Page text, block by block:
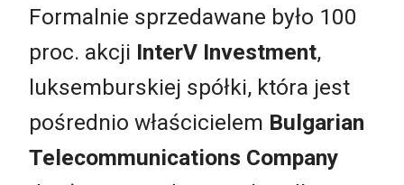
Formalnie sprzedawane było 100
proc. akcji InterV Investment,
luksemburskiej spółki, która jest
pośrednio właścicielem Bulgarian
Telecommunications Company